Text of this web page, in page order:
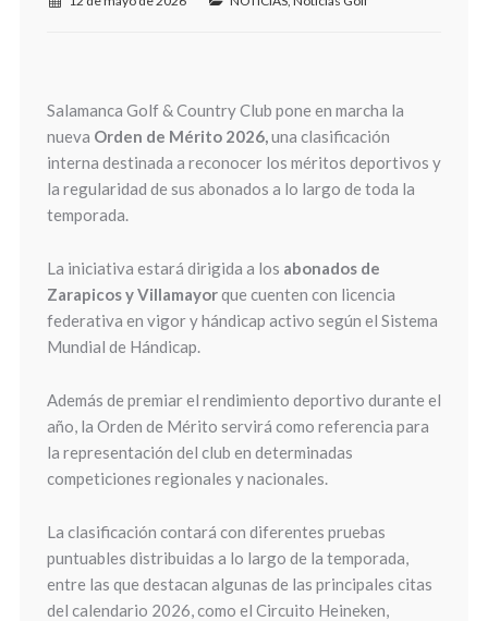
Salamanca Golf & Country Club pone en marcha la
nueva Orden de Mérito 2026,una clasificación
interna destinada a reconocer los méritos deportivos y
la regularidad de sus abonados a lo largo de toda la
temporada.
La iniciativa estará dirigida a los abonados de
Zarapicos y Villamayorque cuenten con licencia
federativa en vigor y hándicap activo según el Sistema
Mundial de Hándicap.
Además de premiar el rendimiento deportivo durante el
año, la Orden de Mérito servirá como referencia para
la representación del club en determinadas
competiciones regionales y nacionales.
La clasificación contará con diferentes pruebas
puntuables distribuidas a lo largo de la temporada,
entre las que destacan algunas de las principales citas
del calendario 2026, como el Circuito Heineken,